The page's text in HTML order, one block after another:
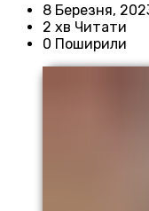
8 Березня,
2 хв Читати
0 Поширили